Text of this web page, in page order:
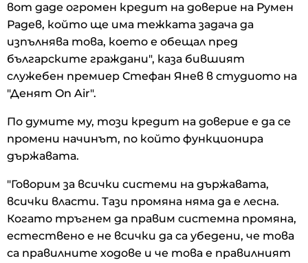
вот даде огромен кредит на доверие на Румен
Радев, който ще има тежката задача да
изпълнява това, което е обещал пред
българските граждани", каза бившият
служебен премиер Стефан Янев в студиото на
"Денят On Air".
По думите му, този кредит на доверие е да се
промени начинът, по който функционира
държавата.
"Говорим за всички системи на държавата,
всички власти. Тази промяна няма да е лесна.
Когато тръгнем да правим системна промяна,
естествено е не всички да са убедени, че това
са правилните ходове и че това е правилният